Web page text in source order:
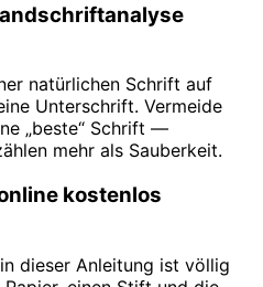
natürlichen Schrift auf
Unterschrift. Vermeide
„beste“ Schrift —
mehr als Sauberkeit.
kostenlos
dieser Anleitung ist völlig